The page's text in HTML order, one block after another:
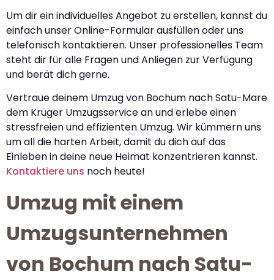
Um dir ein individuelles Angebot zu erstellen, kannst du
einfach unser Online-Formular ausfüllen oder uns
telefonisch kontaktieren. Unser professionelles Team
steht dir für alle Fragen und Anliegen zur Verfügung
und berät dich gerne.
Vertraue deinem Umzug von Bochum nach Satu-Mare
dem Krüger Umzugsservice an und erlebe einen
stressfreien und effizienten Umzug. Wir kümmern uns
um all die harten Arbeit, damit du dich auf das
Einleben in deine neue Heimat konzentrieren kannst.
Kontaktiere uns noch heute!
Umzug mit einem
Umzugsunternehmen
von Bochum nach Satu-